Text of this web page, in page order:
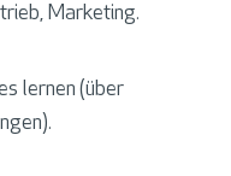
Marketing.
lernen (über